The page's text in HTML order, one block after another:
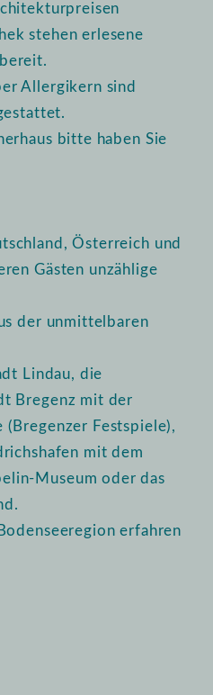
stehen erlesene
Allergikern sind
bitte haben Sie
Österreich und
Gästen unzählige
der unmittelbaren
Lindau, die
Bregenz mit der
(Bregenzer Festspiele),
mit dem
Museum oder das
erfahren